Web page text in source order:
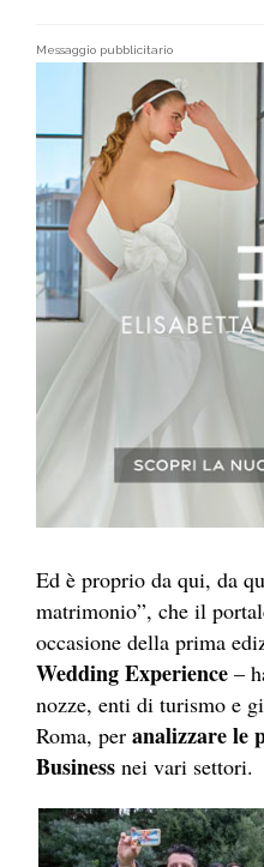
Messaggio pubblicitario
Ed è proprio da qui, da
matrimonio”, che il
occasione della prima
Wedding Experience –
nozze, enti di turismo e
Roma, per analizzare le
Business nei vari settori.